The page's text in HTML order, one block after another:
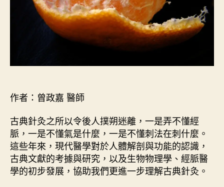
作者：曾政嘉 醫師
古典針灸之所以令後人撲朔迷離，一是弄不懂經
脈，一是不懂氣是什麼，一是不懂刺法在刺什麼。
這些年來，現代醫學對於人體解剖與功能的認識，
古典文獻的考據與研究，以及生物物理學、經脈醫
學的初步發展，協助我們更進一步理解古典針灸。